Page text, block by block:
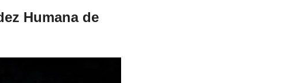
Humana de